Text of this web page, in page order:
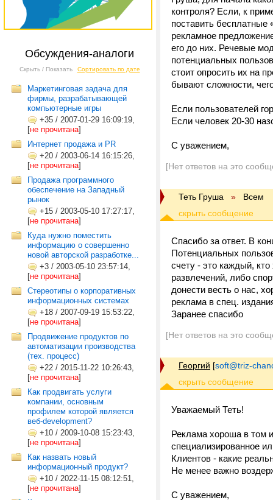
Обсуждения-аналоги
Скрыть / Показать Сортировать по дате
Маркетинговая задача для
фирмы, разрабатывающей
компьютерные игры
+35 / 2007-01-29 16:09:19,
[не прочитана]
Интернет продажа и PR
+20 / 2003-06-14 16:15:26,
[не прочитана]
Продажа программного
обеспечение на Западный
рынок
+15 / 2003-05-10 17:27:17,
[не прочитана]
Куда нужно поместить
информацию о совершенно
новой авторской разработке...
+3 / 2003-05-10 23:57:14,
[не прочитана]
Стереотипы о корпоративных
информационных системах
+18 / 2007-09-19 15:53:22,
[не прочитана]
Продвижение продуктов по
автоматизации производства
(тех. процесс)
+22 / 2015-11-22 10:26:43,
[не прочитана]
Как продвигать услуги
компании, основным
профилем которой является
веб-development?
+10 / 2009-10-08 15:23:43,
[не прочитана]
Как назвать новый
информационный продукт?
+10 / 2022-11-15 08:12:51,
[не прочитана]
контроля? Если, к
поставить бесплатные
рекламное
его до них. Речевые
потенциальных
стоит опросить их на
бывают сложности,
Если пользователей
Если человек 20-30
С уважением,
[Нет ответов на это
Теть Груша » Всем
Спасибо за ответ. В
Потенциальных
счету - это каждый,
развлечений, либо
донести весть о нас,
реклама в спец.
Заранее спасибо
[Нет ответов на это
Георгий [soft@triz-
Уважаемый Теть!
Реклама хороша в том
специализированное
Клиентов - какие
Не менее важно
С уважением,